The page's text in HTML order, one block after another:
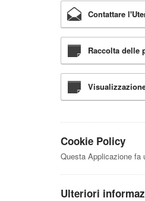
Contattare
Raccolta delle
Cookie Policy
Questa Applicazione fa
Ulteriori